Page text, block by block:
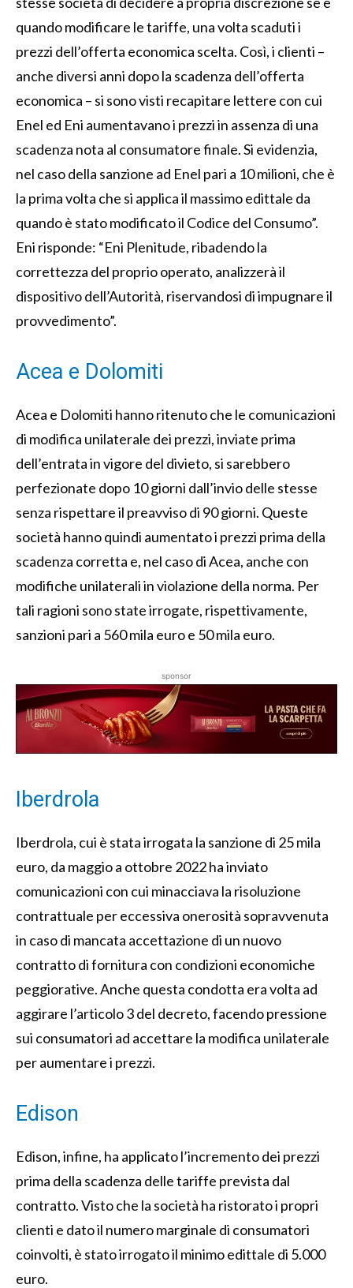
quando modificare le tariffe, una volta scaduti i
prezzi dell’offerta economica scelta. Così, i clienti –
anche diversi anni dopo la scadenza dell’offerta
economica – si sono visti recapitare lettere con cui
Enel ed Eni aumentavano i prezzi in assenza di una
scadenza nota al consumatore finale. Si evidenzia,
nel caso della sanzione ad Enel pari a 10 milioni, che è
la prima volta che si applica il massimo edittale da
quando è stato modificato il Codice del Consumo”.
Eni risponde: “Eni Plenitude, ribadendo la
correttezza del proprio operato, analizzerà il
dispositivo dell’Autorità, riservandosi di impugnare il
provvedimento”.
Acea e Dolomiti
Acea e Dolomiti hanno ritenuto che le comunicazioni
di modifica unilaterale dei prezzi, inviate prima
dell’entrata in vigore del divieto, si sarebbero
perfezionate dopo 10 giorni dall’invio delle stesse
senza rispettare il preavviso di 90 giorni. Queste
società hanno quindi aumentato i prezzi prima della
scadenza corretta e, nel caso di Acea, anche con
modifiche unilaterali in violazione della norma. Per
tali ragioni sono state irrogate, rispettivamente,
sanzioni pari a 560 mila euro e 50 mila euro.
sponsor
Iberdrola
Iberdrola, cui è stata irrogata la sanzione di 25 mila
euro, da maggio a ottobre 2022 ha inviato
comunicazioni con cui minacciava la risoluzione
contrattuale per eccessiva onerosità sopravvenuta
in caso di mancata accettazione di un nuovo
contratto di fornitura con condizioni economiche
peggiorative. Anche questa condotta era volta ad
aggirare l’articolo 3 del decreto, facendo pressione
sui consumatori ad accettare la modifica unilaterale
per aumentare i prezzi.
Edison
Edison, infine, ha applicato l’incremento dei prezzi
prima della scadenza delle tariffe prevista dal
contratto. Visto che la società ha ristorato i propri
clienti e dato il numero marginale di consumatori
coinvolti, è stato irrogato il minimo edittale di 5.000
euro.